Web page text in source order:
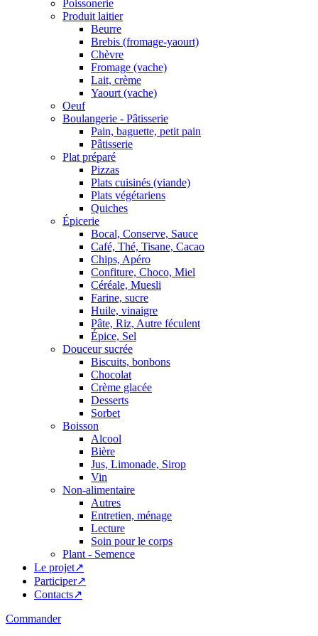
Poissonerie
Produit laitier
Beurre
Brebis (fromage-yaourt)
Chèvre
Fromage (vache)
Lait, crème
Yaourt (vache)
Oeuf
Boulangerie - Pâtisserie
Pain, baguette, petit pain
Pâtisserie
Plat préparé
Pizzas
Plats cuisinés (viande)
Plats végétariens
Quiches
Épicerie
Bocal, Conserve, Sauce
Café, Thé, Tisane, Cacao
Chips, Apéro
Confiture, Choco, Miel
Céréale, Muesli
Farine, sucre
Huile, vinaigre
Pâte, Riz, Autre féculent
Épice, Sel
Douceur sucrée
Biscuits, bonbons
Chocolat
Crème glacée
Desserts
Sorbet
Boisson
Alcool
Bière
Jus, Limonade, Sirop
Vin
Non-alimentaire
Autres
Entretien, ménage
Lecture
Soin pour le corps
Plant - Semence
Le projet↗
Participer↗
Contacts↗
Commander